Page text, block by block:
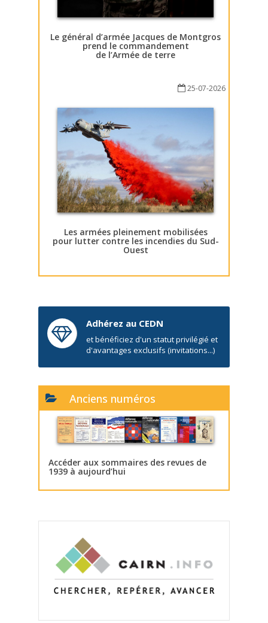
Le général d’armée Jacques de Montgros
prend le commandement
de l’Armée de terre
25-07-2026
Les armées pleinement mobilisées
pour lutter contre les incendies du Sud-
Ouest
Adhérez au CEDN
et bénéficiez d'un statut privilégié et
d'avantages exclusifs (invitations...)
Anciens numéros
Accéder aux sommaires des revues de
1939 à aujourd’hui